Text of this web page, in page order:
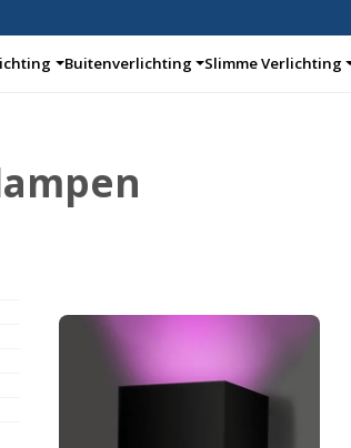
Buitenverlichting Slimme Verlichting
Armaturen